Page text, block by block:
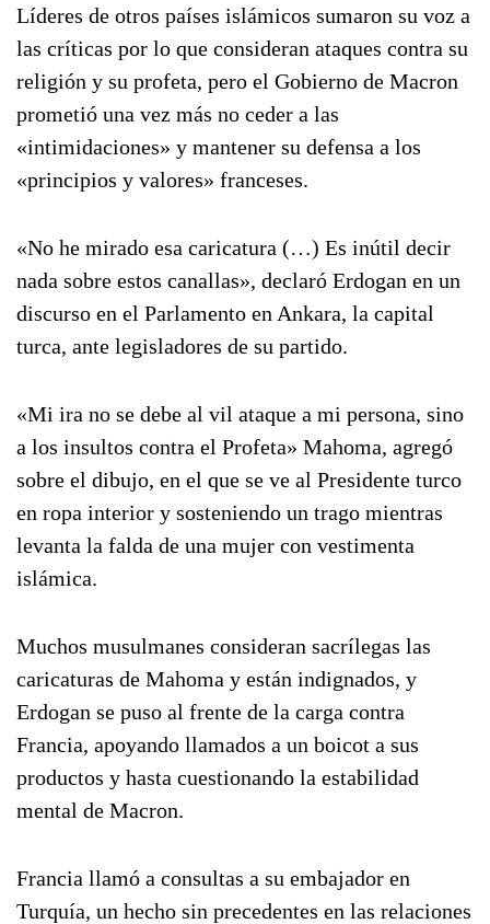
Líderes de otros países islámicos sumaron su voz a
las críticas por lo que consideran ataques contra su
religión y su profeta, pero el Gobierno de Macron
prometió una vez más no ceder a las
«intimidaciones» y mantener su defensa a los
«principios y valores» franceses.
«No he mirado esa caricatura (…) Es inútil decir
nada sobre estos canallas», declaró Erdogan en un
discurso en el Parlamento en Ankara, la capital
turca, ante legisladores de su partido.
«Mi ira no se debe al vil ataque a mi persona, sino
a los insultos contra el Profeta» Mahoma, agregó
sobre el dibujo, en el que se ve al Presidente turco
en ropa interior y sosteniendo un trago mientras
levanta la falda de una mujer con vestimenta
islámica.
Muchos musulmanes consideran sacrílegas las
caricaturas de Mahoma y están indignados, y
Erdogan se puso al frente de la carga contra
Francia, apoyando llamados a un boicot a sus
productos y hasta cuestionando la estabilidad
mental de Macron.
Francia llamó a consultas a su embajador en
Turquía, un hecho sin precedentes en las relaciones